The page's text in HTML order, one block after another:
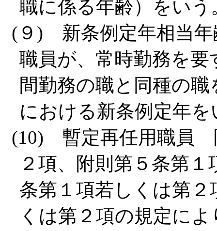
職に係る年齢）をいう
(９) 新条例定年相当
職員が、常時勤務を
間勤務の職と同種の
における新条例定年を
(10) 暫定再任用職員
２項、附則第５条第
条第１項若しくは第
くは第２項の規定に